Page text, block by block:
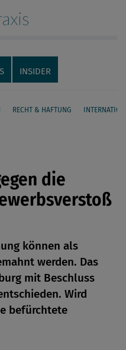
INSIDER
RECHT & HAFTUNG
teilenteilen
Mail teilen
die
können als
werden. Das
mit Beschluss
Wird
befürchtete